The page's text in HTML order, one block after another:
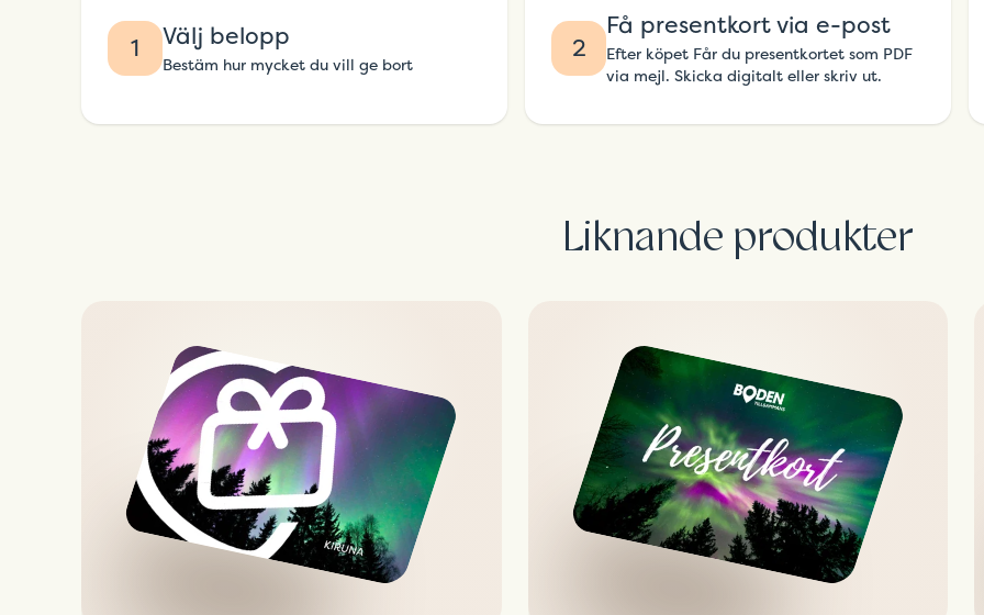
1 Välj belopp
Bestäm hur mycket du vill ge bort
2
Få presentkort via e-post
Efter köpet Får du presentkortet som PDF
via mejl. Skicka digitalt eller skriv ut.
Liknande produkter